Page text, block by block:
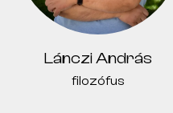
Lánczi András
filozófus